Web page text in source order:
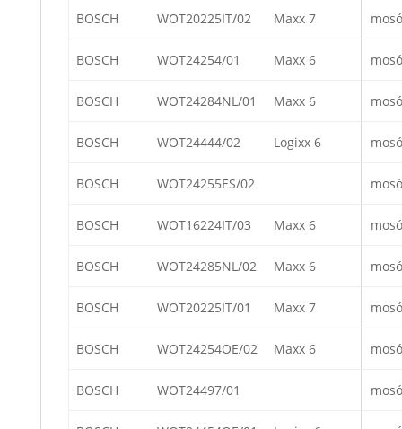
BOSCH WOT20225IT/02 Maxx 7
BOSCH WOT24254/01 Maxx 6
BOSCH WOT24284NL/01 Maxx 6
BOSCH WOT24444/02 Logixx 6
BOSCH WOT24255ES/02
BOSCH WOT16224IT/03 Maxx 6
BOSCH WOT24285NL/02 Maxx 6
BOSCH WOT20225IT/01 Maxx 7
BOSCH WOT24254OE/02 Maxx 6
BOSCH WOT24497/01